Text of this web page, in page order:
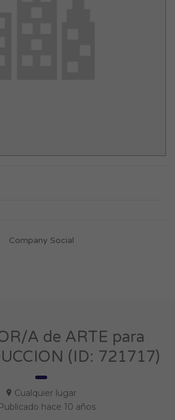
Company Social
A de ARTE para
(ID: 721717)
Cualquier lugar
hace 10 años